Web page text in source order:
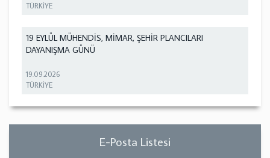
TÜRKİYE
19 EYLÜL MÜHENDİS, MİMAR, ŞEHİR PLANCILARI
DAYANIŞMA GÜNÜ
19.09.2026
TÜRKİYE
E-Posta Listesi